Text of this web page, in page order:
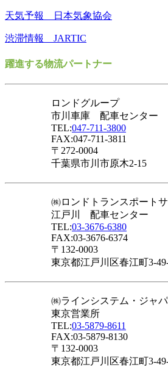
天気予報 日本気象協会
渋滞情報 JARTIC
躍進する物流パートナー
ロンドグループ
市川車庫 配車センター
TEL:047-711-3800
FAX:047-711-3811
〒272-0004
千葉県市川市原木2-15
㈱ロンドトランスポート
江戸川 配車センター
TEL:03-3676-6380
FAX:03-3676-6374
〒132-0003
東京都江戸川区春江町3-
㈱ラインシステム・ジャ
東京営業所
TEL:03-5879-8611
FAX:03-5879-8130
〒132-0003
東京都江戸川区春江町3-